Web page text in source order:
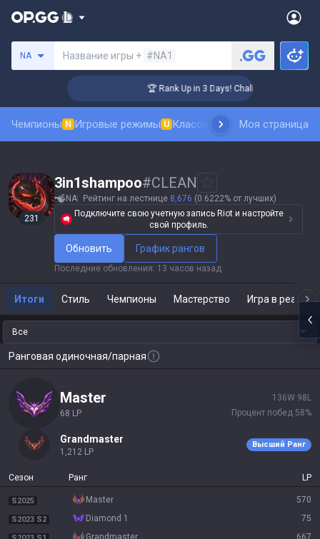
NA Название игры + #NA1
🏆 Rank Up in 3 Days! Challenger Coaching
Чемпионы N Игровые режимы U Классика N Рейтинг скинов
Моя страница
231
3in1shampoo#CLEAN
NA Рейтинг на лестнице 8,676 (0.6222% от лучших)
Подключите свою учетную запись Riot и настройте
свой профиль.
Обновить График рангов
Последние обновления: 13 часов назад
Итоги Стиль Чемпионы Мастерство Игра в
Все
Ранговая одиночная/парная
master
68 LP
136W 98 L
Процент побед 58%
grandmaster
1,212 LP
Высший Ранг
Сезон Ранг LP
S2025 master 570
S2023 S2 diamond 1 75
grandmaster 667